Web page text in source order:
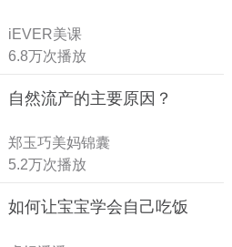
iEVER美课
6.8万次播放
自然流产的主要原因？
郑玉巧美妈锦囊
5.2万次播放
如何让宝宝学会自己吃饭